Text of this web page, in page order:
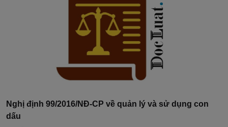
Nghị định 99/2016/NĐ-CP về quản lý và sử dụng con
dấu